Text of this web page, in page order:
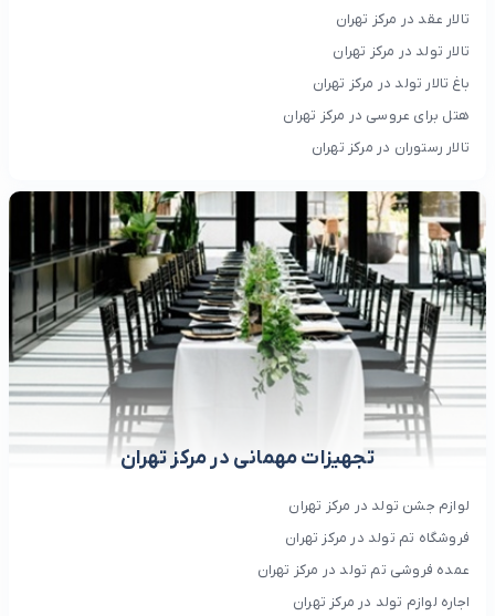
تالار عقد در مرکز تهران
تالار تولد در مرکز تهران
باغ تالار تولد در مرکز تهران
هتل برای عروسی در مرکز تهران
تالار رستوران در مرکز تهران
تجهیزات مهمانی در مرکز تهران
لوازم جشن تولد در مرکز تهران
فروشگاه تم تولد در مرکز تهران
عمده فروشی تم تولد در مرکز تهران
اجاره لوازم تولد در مرکز تهران